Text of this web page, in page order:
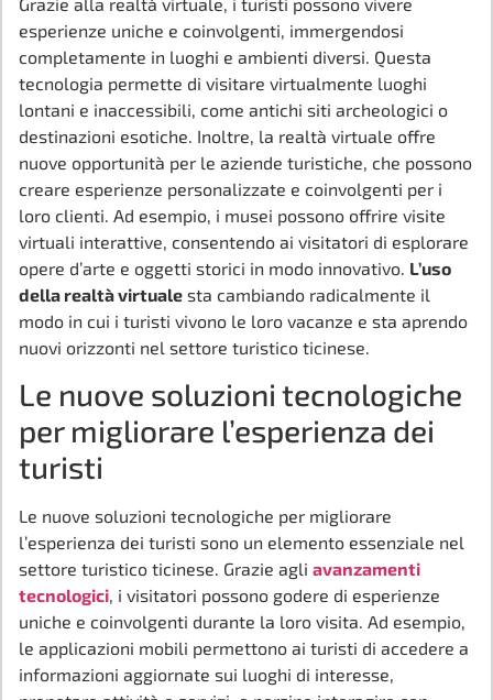
esperienze uniche e coinvolgenti, immergendosi
completamente in luoghi e ambienti diversi. Questa
tecnologia permette di visitare virtualmente luoghi
lontani e inaccessibili, come antichi siti archeologici o
destinazioni esotiche. Inoltre, la realtà virtuale offre
nuove opportunità per le aziende turistiche, che possono
creare esperienze personalizzate e coinvolgenti per i
loro clienti. Ad esempio, i musei possono offrire visite
virtuali interattive, consentendo ai visitatori di esplorare
opere d’arte e oggetti storici in modo innovativo. L’uso
della realtà virtuale sta cambiando radicalmente il
modo in cui i turisti vivono le loro vacanze e sta aprendo
nuovi orizzonti nel settore turistico ticinese.
Le nuove soluzioni tecnologiche
per migliorare l’esperienza dei
turisti
Le nuove soluzioni tecnologiche per migliorare
l’esperienza dei turisti sono un elemento essenziale nel
settore turistico ticinese. Grazie agli avanzamenti
tecnologici, i visitatori possono godere di esperienze
uniche e coinvolgenti durante la loro visita. Ad esempio,
le applicazioni mobili permettono ai turisti di accedere a
informazioni aggiornate sui luoghi di interesse,